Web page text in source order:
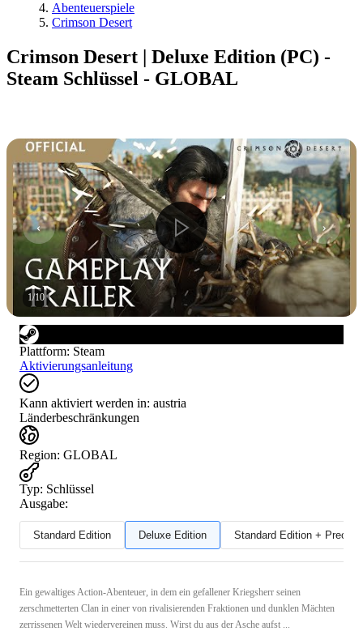
Abenteuerspiele
Crimson Desert
Crimson Desert | Deluxe Edition (PC) -
Steam Schlüssel - GLOBAL
1/10
Plattform: Steam
Aktivierungsanleitung
Kann aktiviert werden in: austria
Länderbeschränkungen
Region: GLOBAL
Typ: Schlüssel
Ausgabe:
Standard Edition Deluxe Edition Standard Edition +
Ein gewaltiges Action-Abenteuer, in dem ein gefallener Kriegsherr seinen
zerschmetterten Clan in einer von rivalisierenden Fraktionen und dunklen Mächten
zerrissenen Welt wiedervereinen muss. Wirst du aus der Asche aufst ...